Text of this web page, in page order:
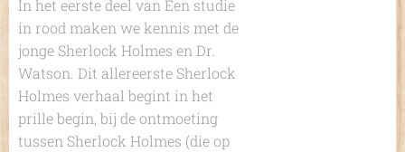
In het eerste deel van Een studie
in rood maken we kennis met de
jonge Sherlock Holmes en Dr.
Watson. Dit allereerste Sherlock
Holmes verhaal begint in het
prille begin, bij de ontmoeting
tussen Sherlock Holmes (die op